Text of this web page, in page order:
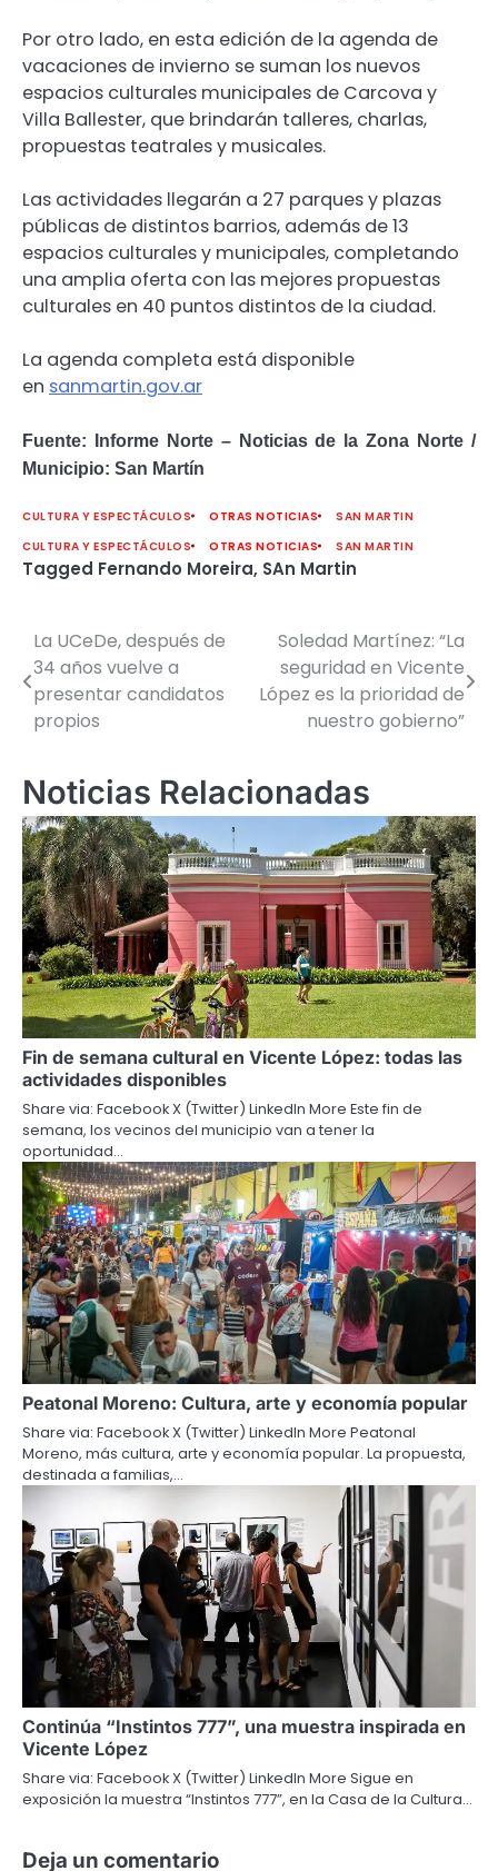
Por otro lado, en esta edición de la agenda de
vacaciones de invierno se suman los nuevos
espacios culturales municipales de Carcova y
Villa Ballester, que brindarán talleres, charlas,
propuestas teatrales y musicales.
Las actividades llegarán a 27 parques y plazas
públicas de distintos barrios, además de 13
espacios culturales y municipales, completando
una amplia oferta con las mejores propuestas
culturales en 40 puntos distintos de la ciudad.
La agenda completa está disponible
en sanmartin.gov.ar
Fuente: Informe Norte – Noticias de la Zona Norte /
Municipio: San Martín
CULTURA Y ESPECTÁCULOS OTRAS NOTICIAS
SAN MARTIN
CULTURA Y ESPECTÁCULOS
OTRAS NOTICIAS SAN MARTIN
Tagged Fernando Moreira, SAn Martin
Navegación
de
entradas
La UCeDe, después de
34 años vuelve a
presentar candidatos
propios
Soledad Martínez: “La
seguridad en Vicente
López es la prioridad de
nuestro gobierno”
Noticias Relacionadas
Fin de semana cultural en Vicente López: todas las
actividades disponibles
Share via: Facebook X (Twitter) LinkedIn More Este fin de
semana, los vecinos del municipio van a tener la
oportunidad…
Peatonal Moreno: Cultura, arte y economía popular
Share via: Facebook X (Twitter) LinkedIn More Peatonal
Moreno, más cultura, arte y economía popular. La propuesta,
destinada a familias,…
Continúa “Instintos 777”, una muestra inspirada en
Vicente López
Share via: Facebook X (Twitter) LinkedIn More Sigue en
exposición la muestra “Instintos 777”, en la Casa de la Cultura…
Deja un comentario